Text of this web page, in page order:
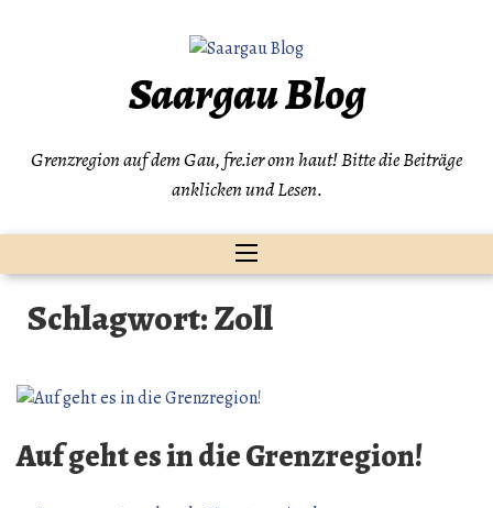
Saargau Blog
Grenzregion auf dem Gau, fre.ier onn haut! Bitte die Beiträge
anklicken und Lesen.
Schlagwort:Zoll
Auf geht es in die Grenzregion!